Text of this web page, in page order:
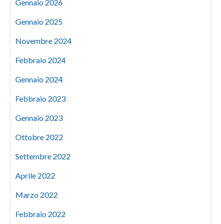
Gennaio 2026
Gennaio 2025
Novembre 2024
Febbraio 2024
Gennaio 2024
Febbraio 2023
Gennaio 2023
Ottobre 2022
Settembre 2022
Aprile 2022
Marzo 2022
Febbraio 2022